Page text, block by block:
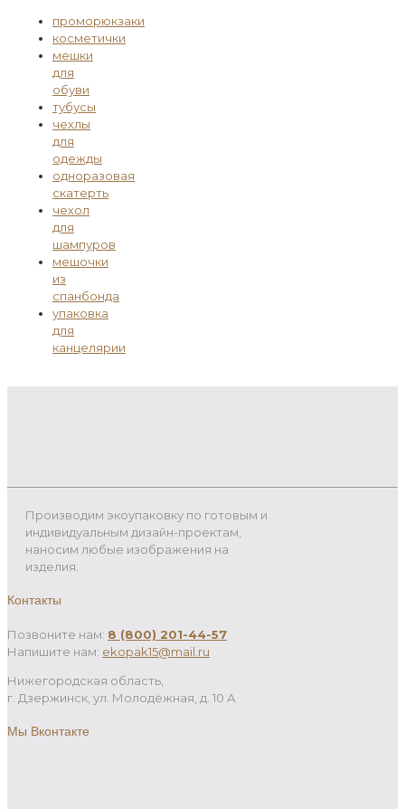
проморюкзаки
косметички
мешки
для
обуви
тубусы
чехлы
для
одежды
одноразовая
скатерть
чехол
для
шампуров
мешочки
из
спанбонда
упаковка
для
канцелярии
Производим экоупаковку по готовым и
индивидуальным дизайн-проектам,
наносим любые изображения на
изделия.
Контакты
Позвоните нам: 8 (800) 201-44-57
Напишите нам: ekopak15@mail.ru
Нижегородская область,
г. Дзержинск, ул. Молодёжная, д. 10 А
Мы Вконтакте